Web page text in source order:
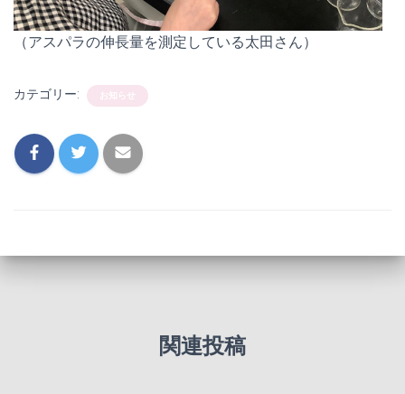
（アスパラの伸長量を測定している太田さん）
カテゴリー: お知らせ
関連投稿